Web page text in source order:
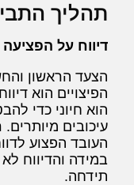
תהליך
דיווח על הפציעה
הצעד הראשון
הפיצויים הוא
הוא חיוני כדי
עיכובים
העובד הפצוע
במידה והדיווח
תידחה.